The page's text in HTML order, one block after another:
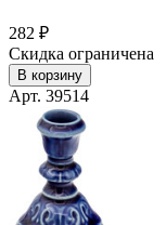
282 ₽
Скидка ограничена
В корзину
Арт. 39514